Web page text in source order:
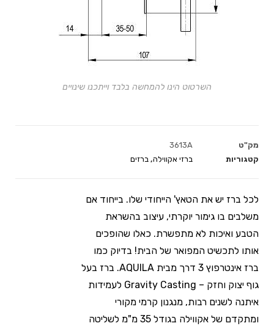
מק"ט
3613A
קטגוריות
ברזי אקווילה, ברזים
לכל ברז יש את הטאץ' הייחודי שלו. בייחוד אם
משלבים בו גימור יוקרתי, עיצוב בהשראת
הטבע ואיכות לא מתפשרת. כאלו שהופכים
אותו לתכשיט המפואר של הבית! בדיוק כמו
ברז אינטרפוץ 3 דרך מבית AQUILA. ברז בעל
גוף יצוק וחזק – Gravity Casting לעמידות
איתנה לשנים רבות, מנגנון קרמי מקורי
ומתקדם של אקווילה בגודל 35 מ"מ לשליטה
השרטוט הינו להמחשה בלבד וייתכנו שינויים